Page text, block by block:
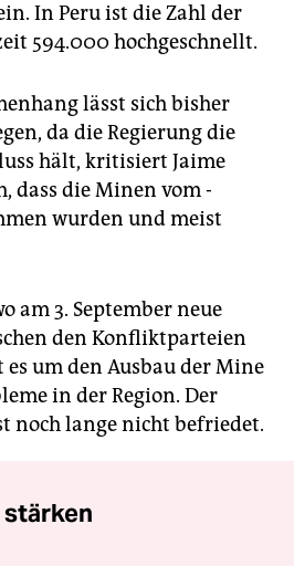
In Peru ist die Zahl der
594.000 hochgeschnellt.
lässt sich bisher
da die Regierung die
hält, kritisiert Jaime
dass die Minen vom
­wurden und meist
am 3. September neue
den Konflikt­parteien
um den Ausbau der Mine
in der Region. Der
noch lange nicht befriedet.